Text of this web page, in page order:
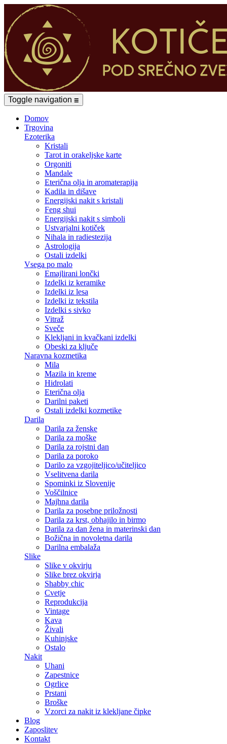
Toggle navigation ☰
Domov
Trgovina
Ezoterika
Kristali
Tarot in orakeljske karte
Orgoniti
Mandale
Eterična olja in aromaterapija
Kadila in dišave
Energijski nakit s kristali
Feng shui
Energijski nakit s simboli
Ustvarjalni kotiček
Nihala in radiestezija
Astrologija
Ostali izdelki
Vsega po malo
Emajlirani lončki
Izdelki iz keramike
Izdelki iz lesa
Izdelki iz tekstila
Izdelki s sivko
Vitraž
Sveče
Klekljani in kvačkani izdelki
Obeski za ključe
Naravna kozmetika
Mila
Mazila in kreme
Hidrolati
Eterična olja
Darilni paketi
Ostali izdelki kozmetike
Darila
Darila za ženske
Darila za moške
Darila za rojstni dan
Darila za poroko
Darilo za vzgojiteljico/učiteljico
Vselitvena darila
Spominki iz Slovenije
Voščilnice
Majhna darila
Darila za posebne priložnosti
Darila za krst, obhajilo in birmo
Darila za dan žena in materinski dan
Božična in novoletna darila
Darilna embalaža
Slike
Slike v okvirju
Slike brez okvirja
Shabby chic
Cvetje
Reprodukcija
Vintage
Kava
Živali
Kuhinjske
Ostalo
Nakit
Uhani
Zapestnice
Ogrlice
Prstani
Broške
Vzorci za nakit iz klekljane čipke
Blog
Zaposlitev
Kontakt